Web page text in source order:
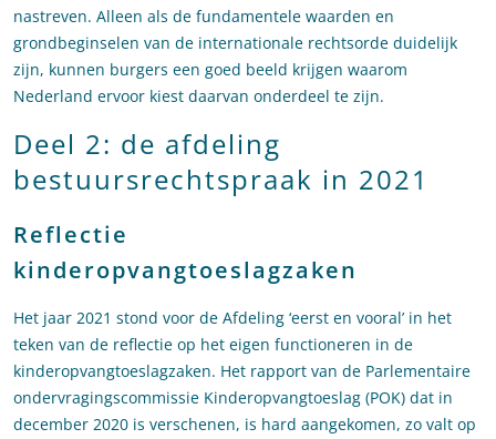
nastreven. Alleen als de fundamentele waarden en
grondbeginselen van de internationale rechtsorde duidelijk
zijn, kunnen burgers een goed beeld krijgen waarom
Nederland ervoor kiest daarvan onderdeel te zijn.
Deel 2: de afdeling
bestuursrechtspraak in 2021
Reflectie
kinderopvangtoeslagzaken
Het jaar 2021 stond voor de Afdeling ‘eerst en vooral’ in het
teken van de reflectie op het eigen functioneren in de
kinderopvangtoeslagzaken. Het rapport van de Parlementaire
ondervragingscommissie Kinderopvangtoeslag (POK) dat in
december 2020 is verschenen, is hard aangekomen, zo valt op